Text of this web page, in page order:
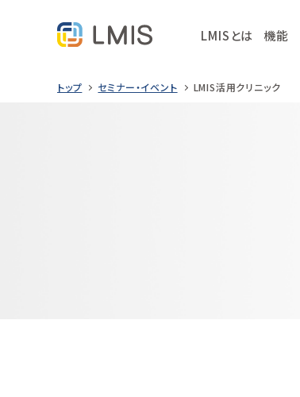
LMISとは 機能
トップ セミナー・イベント LMIS活用クリニック